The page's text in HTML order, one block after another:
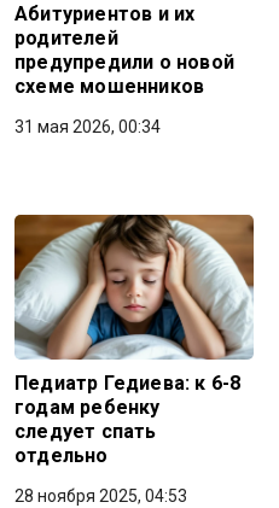
Абитуриентов и их
родителей
предупредили о новой
схеме мошенников
31 мая 2026, 00:34
Педиатр Гедиева: к 6-8
годам ребенку
следует спать
отдельно
28 ноября 2025, 04:53